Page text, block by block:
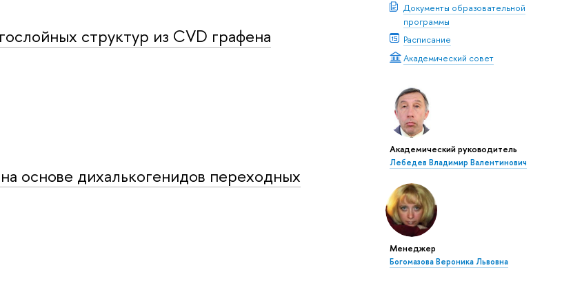
Документы образовательной
программы
Расписание
Академический совет
Академический руководитель
Лебедев Владимир Валентинович
Менеджер
Богомазова Вероника Львовна
структур из CVD графена
основе дихалькогенидов переходных